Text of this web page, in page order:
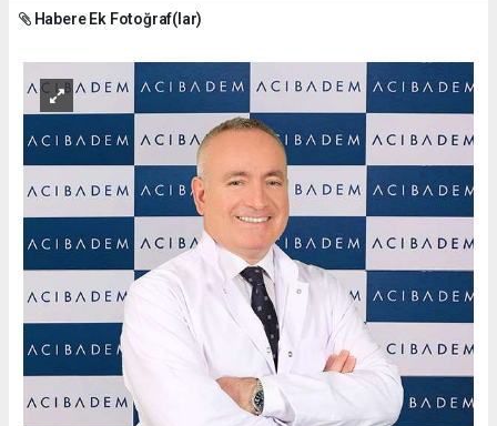
Habere Ek Fotoğraf(lar)